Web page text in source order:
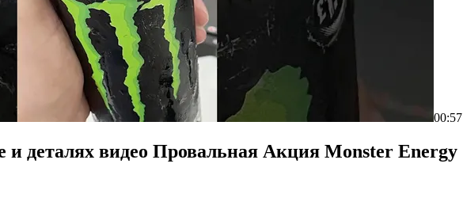
00:57
и деталях видео Провальная Акция Monster Energy